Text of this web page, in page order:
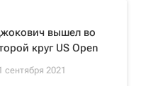
вышел во
круг US Open
сентября 2021